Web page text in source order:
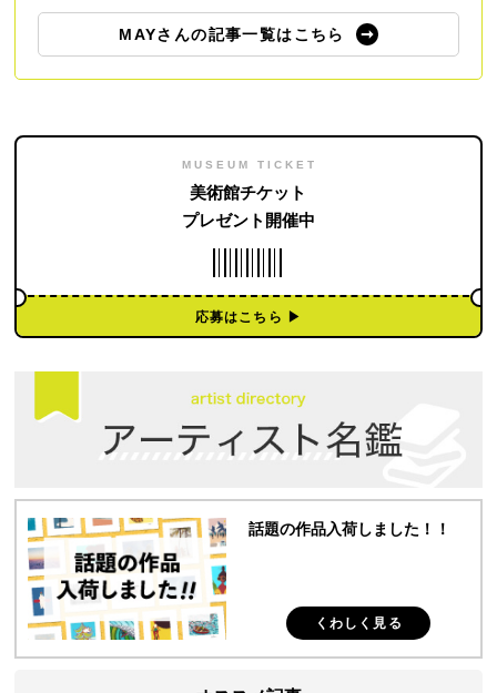
MAYさんの記事一覧はこちら
MUSEUM TICKET
美術館チケット
プレゼント開催中
応募はこちら ▶︎
話題の作品入荷しました！！
くわしく見る